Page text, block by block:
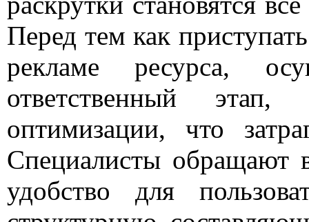
Перед тем как
рекламе ресурса,
ответственный
оптимизации, что
Специалисты обращают
удобство для